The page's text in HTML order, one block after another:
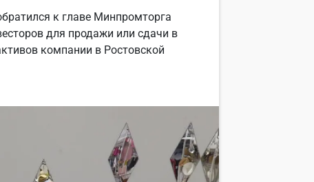
к главе Минпромторга
для продажи или сдачи в
компании в Ростовской